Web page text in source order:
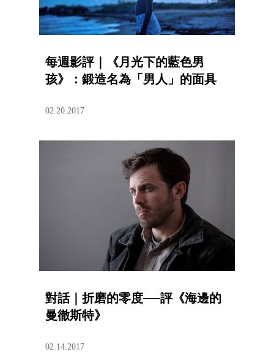
每週影評｜《月光下的藍色男
孩》：鍛造名為「男人」的面具
02.20.2017
對話｜折磨的零度──評《海邊的
曼徹斯特》
02.14.2017